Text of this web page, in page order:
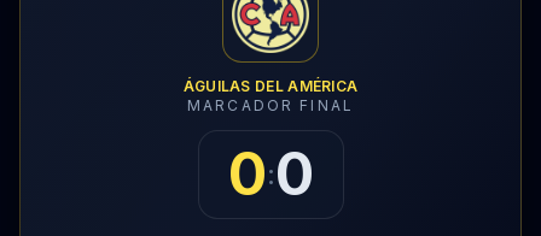
ÁGUILAS DEL AMÉRICA
MARCADOR FINAL
0:0